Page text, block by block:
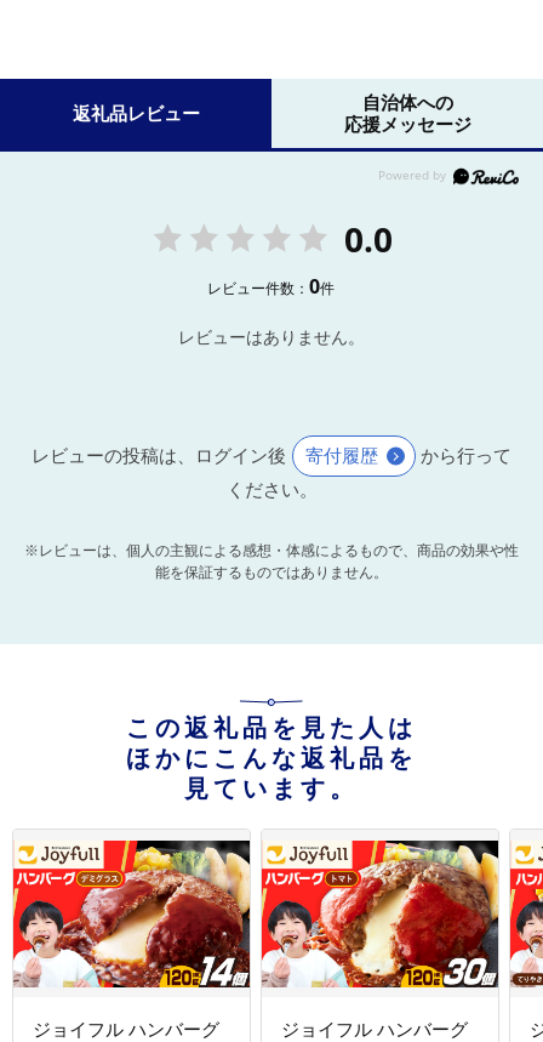
返礼品レビュー
自治体への
応援メッセージ
0.0
レビュー件数：0件
レビューはありません。
レビューの投稿は、ログイン後 寄付履歴
から行って
ください。
※レビューは、個人の主観による感想・体感によるもので、商品の効果や性
能を保証するものではありません。
この返礼品を見た人は
ほかにこんな返礼品を
見ています。
ジョイフル ハンバーグ
ジョイフル ハンバーグ